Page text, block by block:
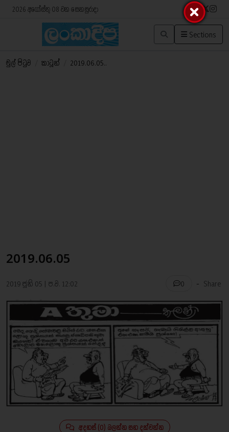
2026 අගෝස්තු 08 වන සෙනසුරාදා
Sections
මුල් පිටුව කාටූන් 2019.06.05..
2019.06.05
2019 ජූනි 05 | ප.ව. 12:02 0 - Share
අදහස් (0) බලන්න සහ දක්වන්න